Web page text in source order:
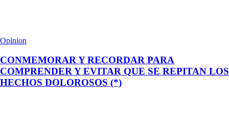
Opinion
CONMEMORAR Y RECORDAR PARA
COMPRENDER Y EVITAR QUE SE REPITAN LOS
HECHOS DOLOROSOS (*)